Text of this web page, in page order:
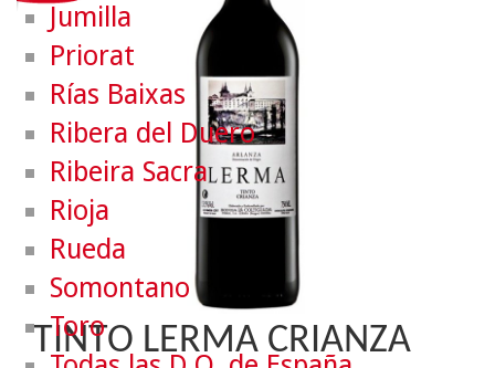
TINTO LERMA CRIANZA
Jumilla
Priorat
Rías Baixas
Ribera del Duero
Ribeira Sacra
Rioja
Rueda
Somontano
Toro